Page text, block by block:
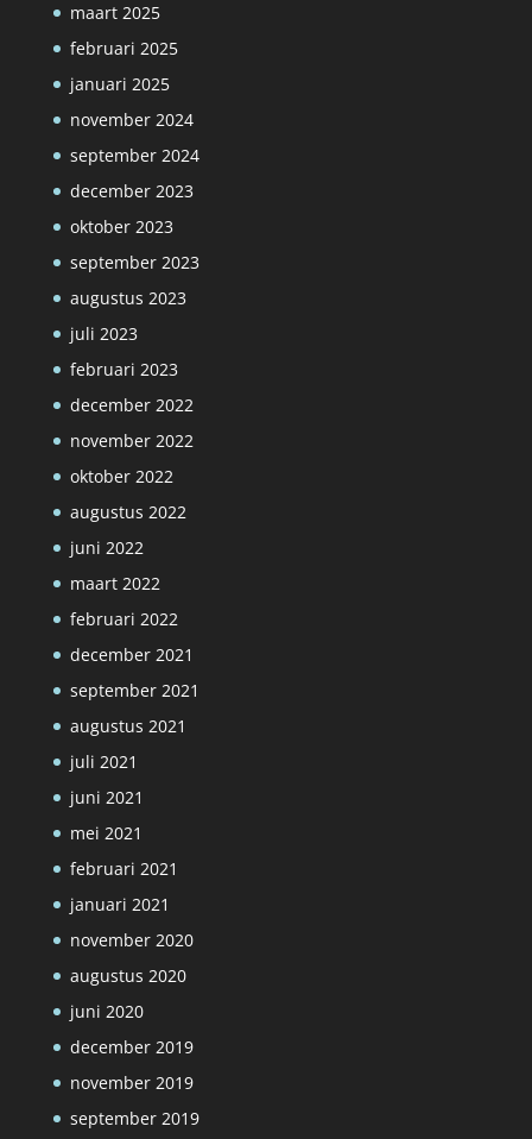
maart 2025
februari 2025
januari 2025
november 2024
september 2024
december 2023
oktober 2023
september 2023
augustus 2023
juli 2023
februari 2023
december 2022
november 2022
oktober 2022
augustus 2022
juni 2022
maart 2022
februari 2022
december 2021
september 2021
augustus 2021
juli 2021
juni 2021
mei 2021
februari 2021
januari 2021
november 2020
augustus 2020
juni 2020
december 2019
november 2019
september 2019